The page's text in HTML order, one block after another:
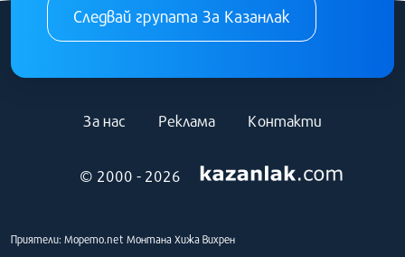
Следвай групата За Казанлак
© 2000 - 2026
За нас Реклама Контакти
Приятели: Морето.net Монтана Хижа Вихрен